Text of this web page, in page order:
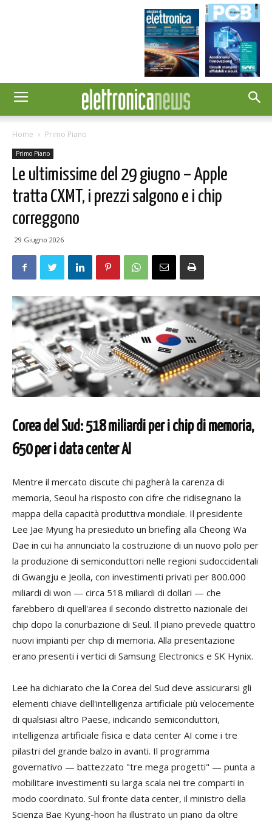
Home Primo Piano
Primo Piano
Le ultimissime del 29 giugno – Apple
tratta CXMT, i prezzi salgono e i chip
correggono
29 Giugno 2026
Corea del Sud: 518 miliardi per i chip di memoria,
650 per i data center AI
Mentre il mercato discute chi pagherà la carenza di
memoria, Seoul ha risposto con cifre che ridisegnano la
mappa della capacità produttiva mondiale. Il presidente
Lee Jae Myung ha presieduto un briefing alla Cheong Wa
Dae in cui ha annunciato la costruzione di un nuovo polo per
la produzione di semiconduttori nelle regioni sudoccidentali
di Gwangju e Jeolla, con investimenti privati per 800.000
miliardi di won — circa 518 miliardi di dollari — che
farebbero di quell'area il secondo distretto nazionale dei
chip dopo la conurbazione di Seul. Il piano prevede quattro
nuovi impianti per chip di memoria. Alla presentazione
erano presenti i vertici di Samsung Electronics e SK Hynix.
Lee ha dichiarato che la Corea del Sud deve assicurarsi gli
elementi chiave dell'intelligenza artificiale più velocemente
di qualsiasi altro Paese, indicando semiconduttori,
intelligenza artificiale fisica e data center AI come i tre
pilastri del grande balzo in avanti. Il programma
governativo — battezzato "tre mega progetti" — punta a
mobilitare investimenti su larga scala nei tre comparti in
modo coordinato. Sul fronte data center, il ministro della
Scienza Bae Kyung-hoon ha illustrato un piano da oltre